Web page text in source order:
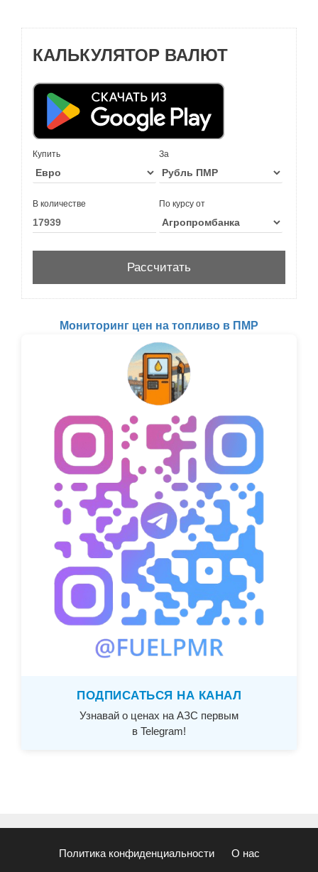
КАЛЬКУЛЯТОР ВАЛЮТ
Купить За
В количестве По курсу от
Мониторинг цен на топливо в ПМР
ПОДПИСАТЬСЯ НА КАНАЛ
Узнавай о ценах на АЗС первым
в Telegram!
Политика конфиденциальности О нас